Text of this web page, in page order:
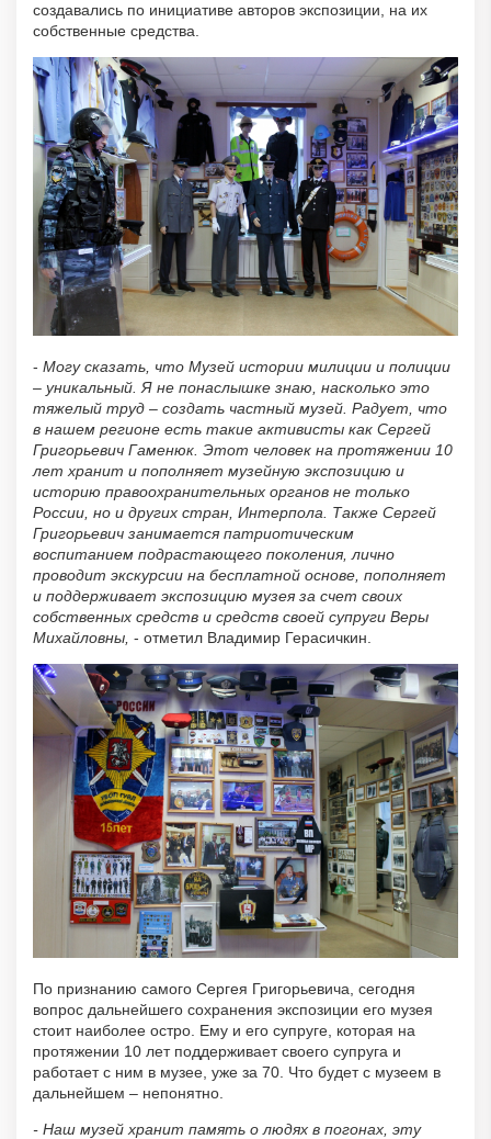
создавались по инициативе авторов экспозиции, на их
собственные средства.
- Могу сказать, что Музей истории милиции и полиции
– уникальный. Я не понаслышке знаю, насколько это
тяжелый труд – создать частный музей. Радует, что
в нашем регионе есть такие активисты как Сергей
Григорьевич Гаменюк. Этот человек на протяжении 10
лет хранит и пополняет музейную экспозицию и
историю правоохранительных органов не только
России, но и других стран, Интерпола. Также Сергей
Григорьевич занимается патриотическим
воспитанием подрастающего поколения, лично
проводит экскурсии на бесплатной основе, пополняет
и поддерживает экспозицию музея за счет своих
собственных средств и средств своей супруги Веры
Михайловны, - отметил Владимир Герасичкин.
По признанию самого Сергея Григорьевича, сегодня
вопрос дальнейшего сохранения экспозиции его музея
стоит наиболее остро. Ему и его супруге, которая на
протяжении 10 лет поддерживает своего супруга и
работает с ним в музее, уже за 70. Что будет с музеем в
дальнейшем – непонятно.
- Наш музей хранит память о людях в погонах, эту